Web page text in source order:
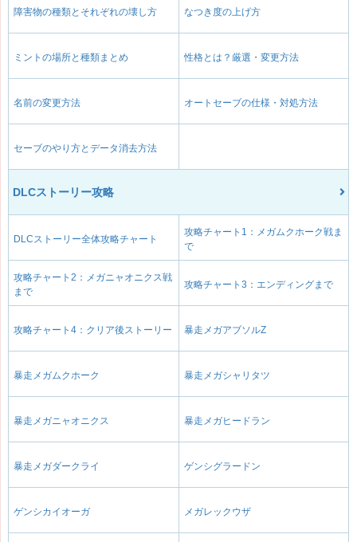
障害物の種類とそれぞれの壊し方 なつき度の上げ方
ミントの場所と種類まとめ 性格とは？厳選・変更方法
名前の変更方法 オートセーブの仕様・対処方法
セーブのやり方とデータ消去方法
DLCストーリー攻略
DLCストーリー全体攻略チャート
攻略チャート1：メガムクホーク戦ま
で
攻略チャート2：メガニャオニクス戦
まで
攻略チャート3：エンディングまで
攻略チャート4：クリア後ストーリー 暴走メガアブソルZ
暴走メガムクホーク 暴走メガシャリタツ
暴走メガニャオニクス 暴走メガヒードラン
暴走メガダークライ ゲンシグラードン
ゲンシカイオーガ メガレックウザ